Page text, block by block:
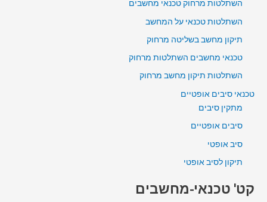
השתלטות מרחוק טכנאי מחשבים
השתלטות טכנאי על המחשב
תיקון מחשב בשליטה מרחוק
טכנאי מחשבים השתלטות מרחוק
השתלטות תיקון מחשב מרחוק
טכנאי סיבים אופטיים
מתקין סיבים
סיבים אופטיים
סיב אופטי
תיקון לסיב אופטי
קט' טכנאי-מחשבים